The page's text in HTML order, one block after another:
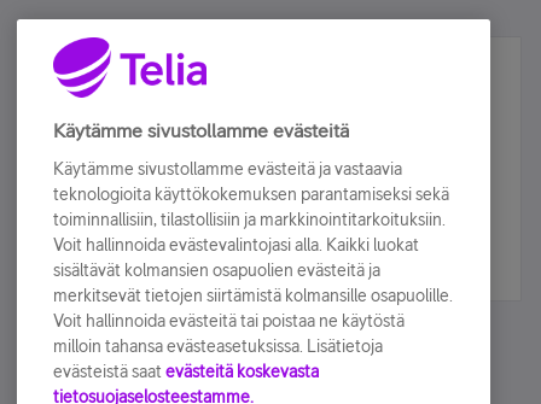
Älä jää paitsi – osallistu ja voita!
Tilaa Telian uutiskirje ja olet mukana arvonnassa.
sähköpostiisi.
Tilaa nyt
Käytämme sivustollamme evästeitä
Käytämme sivustollamme evästeitä ja vastaavia
teknologioita käyttökokemuksen parantamiseksi sekä
toiminnallisiin, tilastollisiin ja markkinointitarkoituksiin.
Voit hallinnoida evästevalintojasi alla. Kaikki luokat
sisältävät kolmansien osapuolien evästeitä ja
merkitsevät tietojen siirtämistä kolmansille osapuolille.
Voit hallinnoida evästeitä tai poistaa ne käytöstä
milloin tahansa evästeasetuksissa. Lisätietoja
evästeistä saat evästeitä koskevasta
tietosuojaselosteestamme.